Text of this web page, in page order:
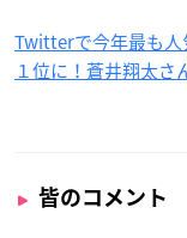
Twitterで今年最も人
１位に！蒼井翔太さ
皆のコメント